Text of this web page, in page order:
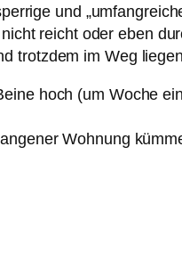
und
reicht oder eben
trotzdem im Weg
hoch (um Woche
Wohnung